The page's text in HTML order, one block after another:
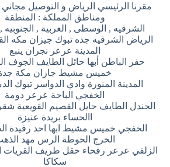
مقرنا الرئيسي الرياض و التوصيل
ومناطق المملكة : المنطقة
الشرقيه , الوسطى , الغربية , الجنوبيه
الرياض الشرقيه جده تبوك جيزان مكه
المدينة عرعر نجران ينبع
حفر الباطن أبها حائل الطايف الجوف
خميس مشيط جازان مكة
المدينة المنورة وادي الدواسر تبوك
الخفجي الباحة عرعر دومة
الجندل الطايف حايل القصيم القويعية
االحساء بريدة عنيزة
الخفجي خميس مشيط ابها احد رفيدة
الخرج الحوطة الرس مهد
الزلفي عرعر رفحاء حقل طريف القريات
سكاكا